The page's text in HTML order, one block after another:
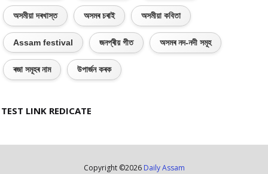
অসমীয়া দৰখাস্ত অসমৰ চৰাই অসমীয়া কবিতা
Assam festival জনপ্ৰীয় গীত অসমৰ নদ-নদী সমূহ
ৰজা সমূহৰ নাম উপাৰ্জন কৰক
TEST LINK REDICATE
Copyright ©2026 Daily Assam